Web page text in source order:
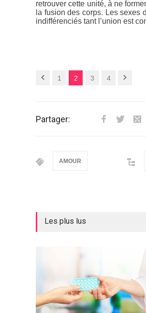
retrouver cette unité, à ne
la fusion des corps. Les sexes
indifférenciés tant l’union est
1 2 3 4
Partager:
AMOUR
Les plus lus